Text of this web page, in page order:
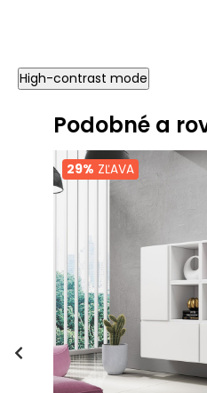
High-contrast mode
Podobné a
29% ZĽAVA